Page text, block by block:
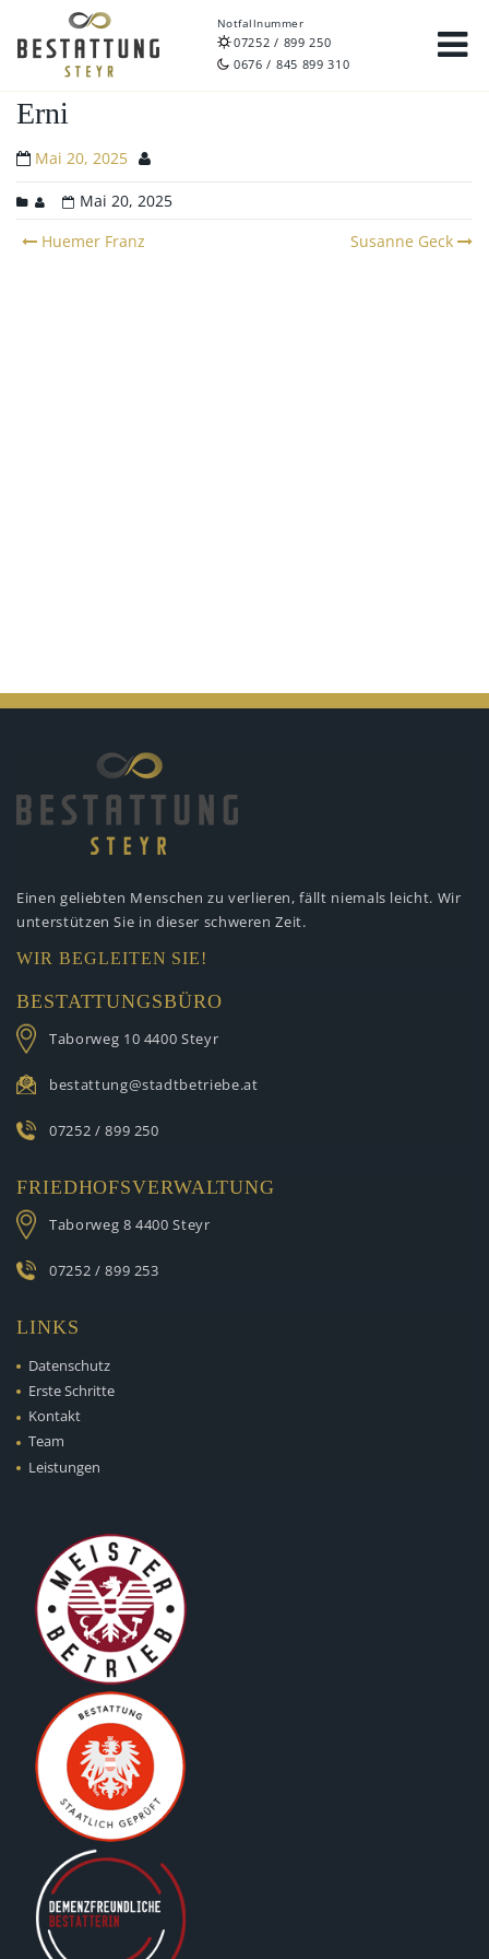
Notfallnummer
07252 / 899 250
0676 / 845 899 310
Erni
Mai 20, 2025
Mai 20, 2025
Post
Huemer Franz Susanne Geck
Einen geliebten Menschen zu verlieren, fällt niemals leicht. Wir
unterstützen Sie in dieser schweren Zeit.
WIR BEGLEITEN SIE!
BESTATTUNGSBÜRO
Taborweg 10 4400 Steyr
bestattung@stadtbetriebe.at
07252 / 899 250
FRIEDHOFSVERWALTUNG
Taborweg 8 4400 Steyr
07252 / 899 253
LINKS
Datenschutz
Erste Schritte
Kontakt
Team
Leistungen